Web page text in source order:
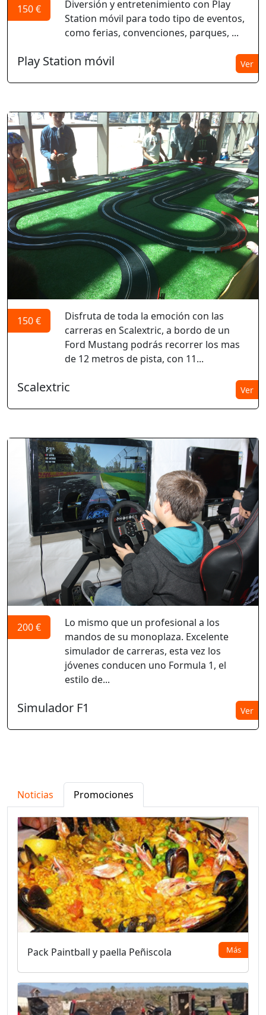
Diversión y entretenimiento con Play
Station móvil para todo tipo de eventos,
como ferias, convenciones, parques, ...
150 €
Play Station móvil Ver
Disfruta de toda la emoción con las
carreras en Scalextric, a bordo de un
Ford Mustang podrás recorrer los mas
de 12 metros de pista, con 11...
150 €
Scalextric Ver
Lo mismo que un profesional a los
mandos de su monoplaza. Excelente
simulador de carreras, esta vez los
jóvenes conducen uno Formula 1, el
estilo de...
200 €
Simulador F1 Ver
Noticias Promociones
Pack Paintball y paella Peñiscola Más